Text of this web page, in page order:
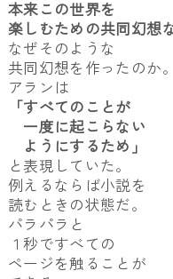
本来この世界を
楽しむための共同幻想
なぜそのような
共同幻想を作ったのか。
アランは
「すべてのことが
一度に起こらない
ようにするため」
と表現していた。
例えるならば小説を
読むときの状態だ。
パラパラと
１秒ですべての
ページを触ることが